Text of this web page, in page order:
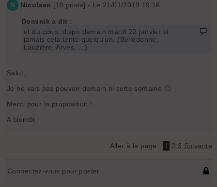
N Nicolaso [10 posts] - Le 21/01/2019 19:16
Dominik a dit :
et du coup, dispo demain mardi 22 janvier si
jamais cela tente quelqu'un. (Belledonne,
Lauzière, Arves, ...)
Salut,
Je ne vais pas pouvoir demain ni cette semaine 🙁
Merci pour la proposition !
A bientôt
Aller à la page : 1 2 3 Suivante
Connectez-vous pour poster